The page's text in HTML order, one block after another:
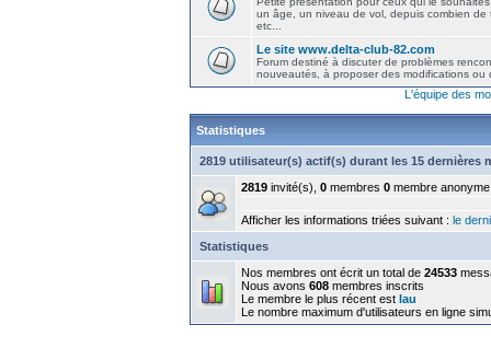
un âge, un niveau de vol, depuis combien de
etc...
Le site www.delta-club-82.com
Forum destiné à discuter de problèmes
nouveautés, à proposer des modifications ou
L'équipe des
Statistiques
2819 utilisateur(s) actif(s) durant les 15 dernières
2819 invité(s), 0 membres 0 membre anonyme
Afficher les informations triées suivant : le
Statistiques
Nos membres ont écrit un total de 24533
Nous avons 608 membres inscrits
Le membre le plus récent est lau
Le nombre maximum d'utilisateurs en ligne